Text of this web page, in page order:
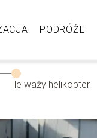
PODRÓŻE
Ile waży helikopter